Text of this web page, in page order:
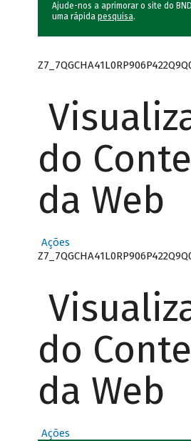
Ajude-nos a aprimorar o site do
uma rápida pesquisa.
do
da Web
Ações
do
da Web
Ações